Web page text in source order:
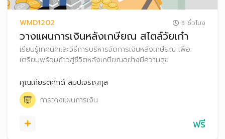
WMD1202 3 ชั่วโมง
วางแผนการเงินหลังเกษียณ สไตล์วัยเก๋า
เรียนรู้เทคนิคและวิธีการบริหารจัดการเงินหลังเกษียณ เพื่อ
เตรียมพร้อมก้าวสู่ชีวิตหลังเกษียณอย่างมีความสุข
คุณเกียรติศักดิ์ ลิมปเจริญกุล
การวางแผนการเงิน
ฟรี